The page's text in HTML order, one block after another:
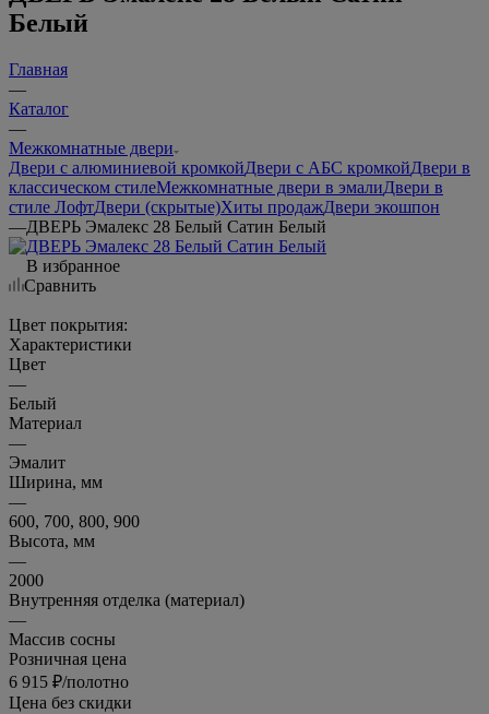
Белый
Главная
—
Каталог
—
Межкомнатные двери
Двери с алюминиевой кромкойДвери с АБС кромкойДвери в
классическом стилеМежкомнатные двери в эмалиДвери в
стиле ЛофтДвери (скрытые)Хиты продажДвери экошпон
—ДВЕРЬ Эмалекс 28 Белый Сатин Белый
В избранное
Сравнить
Цвет покрытия:
Характеристики
Цвет
—
Белый
Материал
—
Эмалит
Ширина, мм
—
600, 700, 800, 900
Высота, мм
—
2000
Внутренняя отделка (материал)
—
Массив сосны
Розничная цена
6 915 ₽/полотно
Цена без скидки